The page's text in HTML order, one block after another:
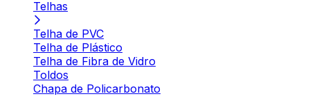
Telhas
Telha de PVC
Telha de Plástico
Telha de Fibra de Vidro
Toldos
Chapa de Policarbonato